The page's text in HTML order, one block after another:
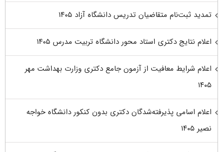
تمدید ثبت‌نام متقاضیان تدریس دانشگاه آزاد ۱۴۰۵
اعلام نتایج دکتری استاد محور دانشگاه تربیت مدرس ۱۴۰۵
اعلام شرایط معافیت از آزمون جامع دکتری وزارت بهداشت مهر
۱۴۰۵
اعلام اسامی پذیرفته‌شدگان دکتری بدون کنکور دانشگاه خواجه
نصیر ۱۴۰۵